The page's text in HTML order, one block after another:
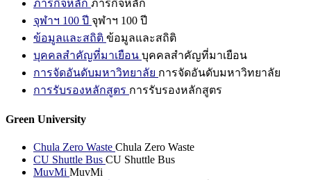
ภารกิจหลัก ภารกิจหลัก
จุฬาฯ 100 ปี จุฬาฯ 100 ปี
ข้อมูลและสถิติ ข้อมูลและสถิติ
บุคคลสำคัญที่มาเยือน บุคคลสำคัญที่มาเยือน
การจัดอันดับมหาวิทยาลัย การจัดอันดับมหาวิทยาลัย
การรับรองหลักสูตร การรับรองหลักสูตร
Green University
Chula Zero Waste Chula Zero Waste
CU Shuttle Bus CU Shuttle Bus
MuvMi MuvMi